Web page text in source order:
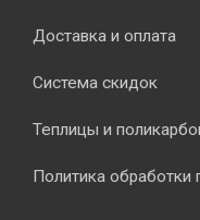
Доставка и оплата
Система скидок
Теплицы и
Политика обработки